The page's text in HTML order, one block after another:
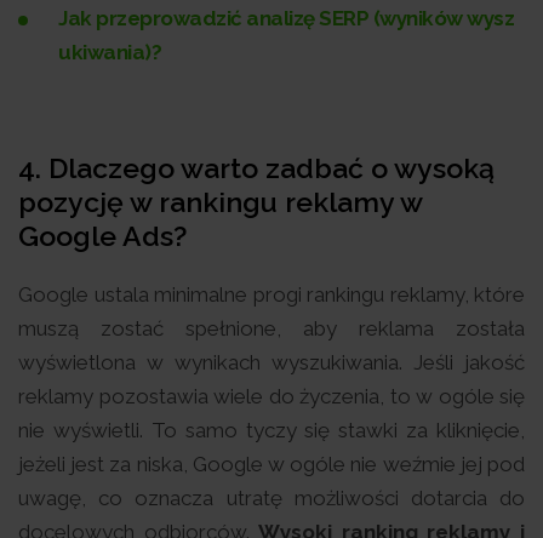
Jak przeprowadzić analizę SERP (wyników wysz
ukiwania)?
4. Dlaczego warto zadbać o wysoką
pozycję w rankingu reklamy w
Google Ads?
Google ustala minimalne progi rankingu reklamy, które
muszą zostać spełnione, aby reklama została
wyświetlona w wynikach wyszukiwania. Jeśli jakość
reklamy pozostawia wiele do życzenia, to w ogóle się
nie wyświetli. To samo tyczy się stawki za kliknięcie,
jeżeli jest za niska, Google w ogóle nie weźmie jej pod
uwagę, co oznacza utratę możliwości dotarcia do
docelowych odbiorców.Wysoki ranking reklamy i